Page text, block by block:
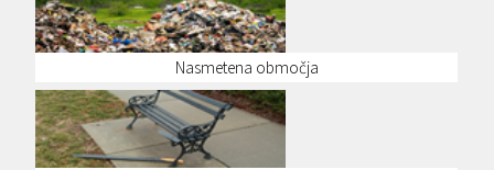
Nasmetena območja